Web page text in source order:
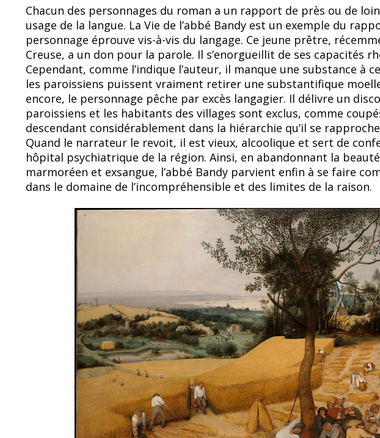
Chacun des personnages du roman a un rapport de près ou de
usage de la langue. La Vie de l’abbé Bandy est un exemple du
personnage éprouve vis-à-vis du langage. Ce jeune prêtre,
Creuse, a un don pour la parole. Il s’enorgueillit de ses capacités
Cependant, comme l’indique l’auteur, il manque une substance à
les paroissiens puissent vraiment retirer une substantifique
encore, le personnage pêche par excès langagier. Il délivre un
paroissiens et les habitants des villages sont exclus, comme
descendant considérablement dans la hiérarchie qu’il se
Quand le narrateur le revoit, il est vieux, alcoolique et sert de
hôpital psychiatrique de la région. Ainsi, en abandonnant la
marmoréen et exsangue, l’abbé Bandy parvient enfin à se faire
dans le domaine de l’incompréhensible et des limites de la raison.